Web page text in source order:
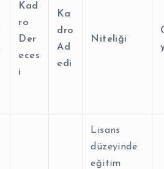
Kad
ro
Der
eces
i
Ka
dro
Ad
edi
Niteliği
Lisans
düzeyinde
eğitim